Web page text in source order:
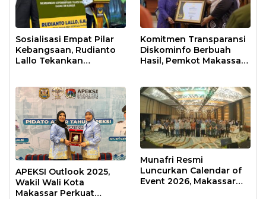
Sosialisasi Empat Pilar
Kebangsaan, Rudianto
Lallo Tekankan
Komitmen Transparansi
Diskominfo Berbuah
Hasil, Pemkot Makassar
APEKSI Outlook 2025,
Wakil Wali Kota
Makassar Perkuat
Munafri Resmi
Luncurkan Calendar of
Event 2026, Makassar